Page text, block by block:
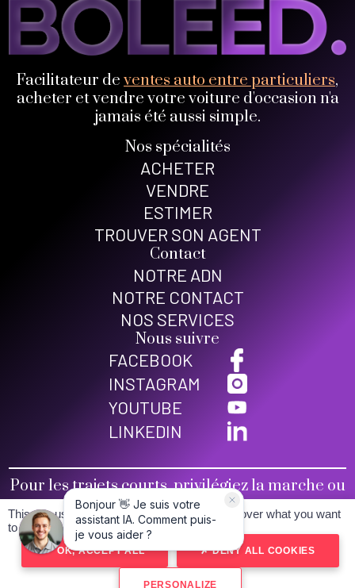
Facilitateur deventes auto entre particuliers,
acheter et vendre votre voiture d'occasion n'a
jamais été aussi simple.
Nos spécialités
ACHETER
VENDRE
ESTIMER
TROUVER SON AGENT
Contact
NOTRE ADN
NOTRE CONTACT
NOS SERVICES
Nous suivre
FACEBOOK
INSTAGRAM
YOUTUBE
LINKEDIN
Pour les trajets courts, privilégiez la marche ou
le vélo
Conditions générales de vente
Mentions légales
Politique de confidentialité
Plan du site
This site uses cookies and gives you control over what you want
to activate
OK, ACCEPT ALL DENY ALL COOKIES
PERSONALIZE